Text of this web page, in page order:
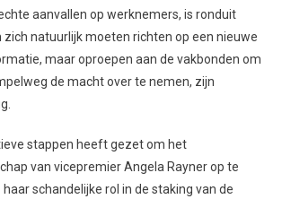
aanvallen op werknemers, is ronduit
zich natuurlijk moeten richten op een nieuwe
maar oproepen aan de vakbonden om
de macht over te nemen, zijn
stappen heeft gezet om het
van vicepremier Angela Rayner op te
schandelijke rol in de staking van de